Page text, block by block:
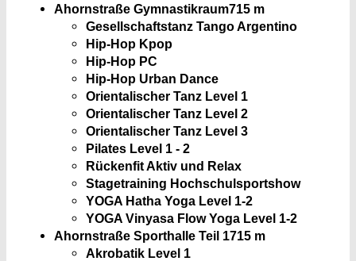
Ahornstraße Gymnastikraum715 m
Gesellschaftstanz Tango Argentino
Hip-Hop Kpop
Hip-Hop PC
Hip-Hop Urban Dance
Orientalischer Tanz Level 1
Orientalischer Tanz Level 2
Orientalischer Tanz Level 3
Pilates Level 1 - 2
Rückenfit Aktiv und Relax
Stagetraining Hochschulsportshow
YOGA Hatha Yoga Level 1-2
YOGA Vinyasa Flow Yoga Level 1-2
Ahornstraße Sporthalle Teil 1715 m
Akrobatik Level 1